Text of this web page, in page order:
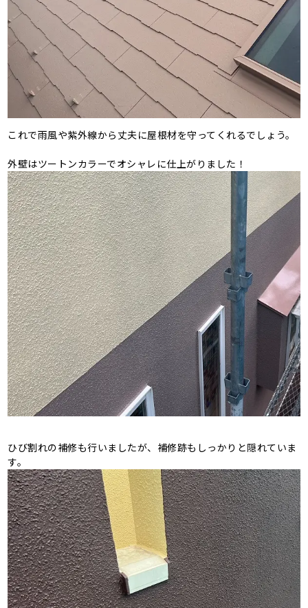
これで雨風や紫外線から丈夫に屋根材を守ってくれるでしょう。
外壁はツートンカラーでオシャレに仕上がりました！
ひび割れの補修も行いましたが、補修跡もしっかりと隠れていま
す。